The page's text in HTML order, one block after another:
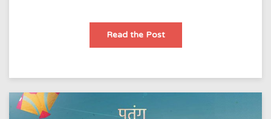
Read the Postनिगाहें
जिधर